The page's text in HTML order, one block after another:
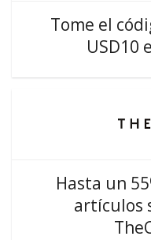
Tome el
USD10
Hasta un
artículos